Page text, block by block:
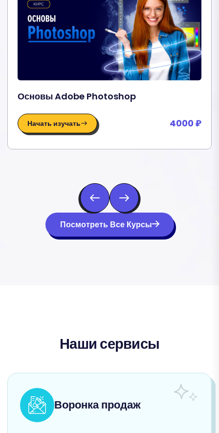
Основы Adobe Photoshop
Начать изучать 4000 ₽
Посмотреть Все Курсы
Наши сервисы
Воронка продаж